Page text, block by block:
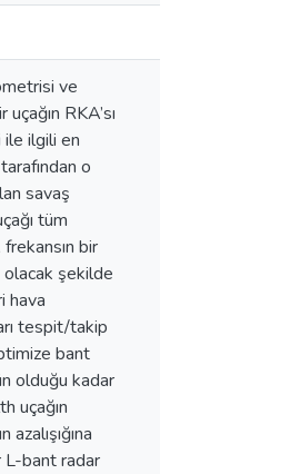
ve
RKA’sı
ilgili en
o
savaş
tüm
bir
olacak şekilde
hava
tespit/takip
bant
olduğu kadar
uçağın
L-bant radar